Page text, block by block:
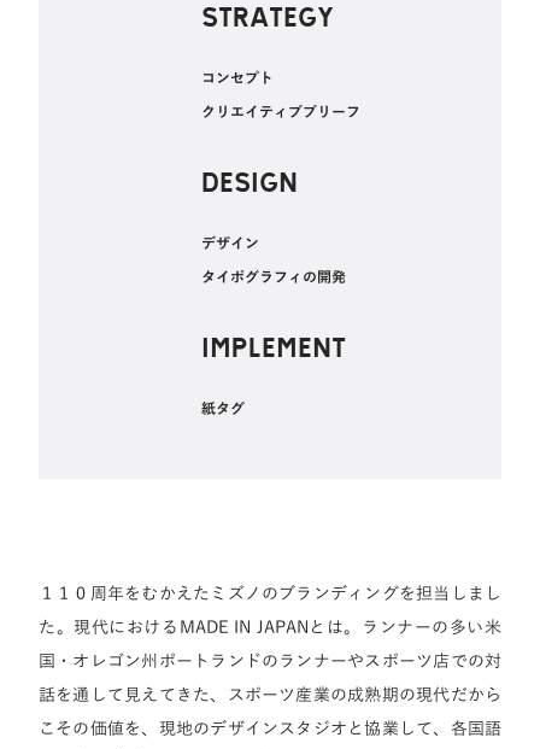
STRATEGY
‍コンセプト
クリエイティブブリーフ
DESIGN
‍デザイン
タイポグラフィの開発
IMPLEMENT
紙タグ
１１０周年をむかえたミズノのブランディングを担当しまし
た。現代におけるMADE IN JAPANとは。ランナーの多い米
国・オレゴン州ポートランドのランナーやスポーツ店での対
話を通して見えてきた、スポーツ産業の成熟期の現代だから
こその価値を、現地のデザインスタジオと協業して、各国語